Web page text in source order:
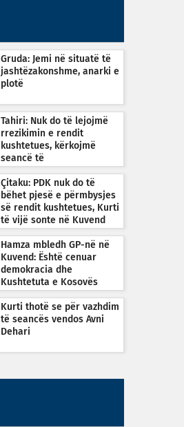
Gruda: Jemi në situatë të
jashtëzakonshme, anarki e
plotë
Tahiri: Nuk do të lejojmë
rrezikimin e rendit
kushtetues, kërkojmë
seancë të
orën 22:30
Çitaku: PDK nuk do të
bëhet pjesë e përmbysjes
së rendit kushtetues, Kurti
të vijë sonte në Kuvend
Hamza mbledh GP-në në
Kuvend: Është cenuar
demokracia dhe
Kushtetuta e Kosovës
Kurti thotë se për vazhdim
të seancës vendos Avni
Dehari